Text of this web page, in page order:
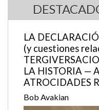
LA
(y cuestiones
LA HISTORIA —
ATROCIDADES
Bob Avakian